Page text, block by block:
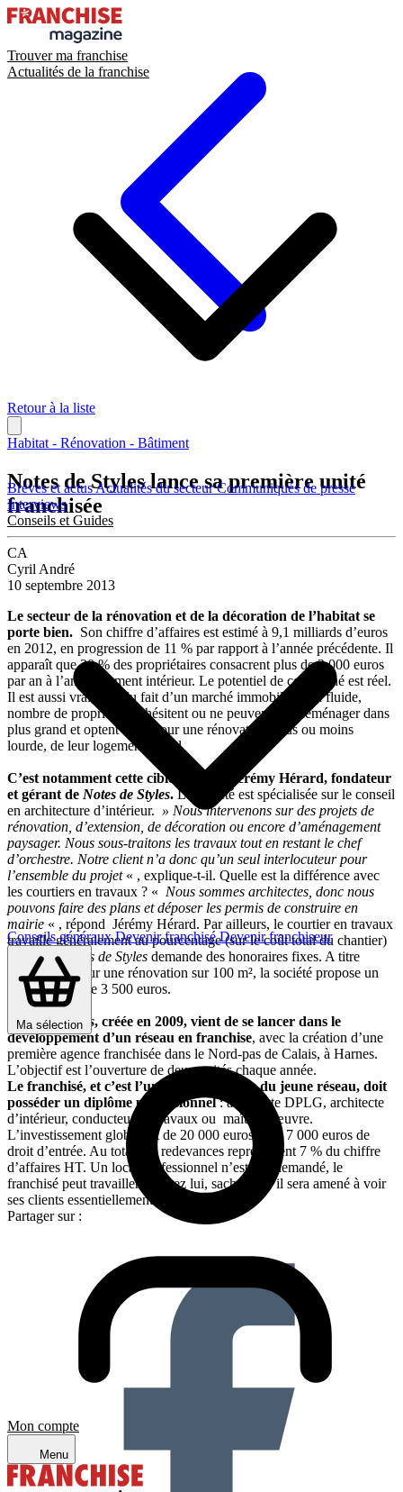
Trouver ma franchise
Actualités de la franchise
Brèves et actusActualités du secteurCommuniqués de presse
Interviews
Conseils et Guides
Conseils générauxDevenir franchiséDevenir franchiseur
Ma sélection
Mon compte
Menu
Retour à la liste
Habitat - Rénovation - Bâtiment
Notes de Styles lance sa première unité
franchisée
CA
Cyril André
10 septembre 2013
Le secteur de la rénovation et de la décoration de l’habitat se
porte bien. Son chiffre d’affaires est estimé à 9,1 milliards d’euros
en 2012, en progression de 11 % par rapport à l’année précédente. Il
apparaît que 20 % des propriétaires consacrent plus de 2 000 euros
par an à l’aménagement intérieur. Le potentiel de ce marché est réel.
Il est aussi vrai, que du fait d’un marché immobilier peu fluide,
nombre de propriétaires hésitent ou ne peuvent pas déménager dans
plus grand et optent alors pour une rénovation, plus ou moins
lourde, de leur logement actuel.
C’est notamment cette cible que vise Jérémy Hérard, fondateur
et gérant de Notes de Styles. La société est spécialisée sur le conseil
en architecture d’intérieur. » Nous intervenons sur des projets de
rénovation, d’extension, de décoration ou encore d’aménagement
paysager. Nous sous-traitons les travaux tout en restant le chef
d’orchestre. Notre client n’a donc qu’un seul interlocuteur pour
l’ensemble du projet« , explique-t-il. Quelle est la différence avec
les courtiers en travaux ? « Nous sommes architectes, donc nous
pouvons faire des plans et déposer les permis de construire en
mairie « , répond Jérémy Hérard. Par ailleurs, le courtier en travaux
travaille généralement au pourcentage (sur le coût total du chantier)
alors que Notes de Styles demande des honoraires fixes. A titre
d’exemple, pour une rénovation sur 100 m², la société propose un
forfait global de 3 500 euros.
Notes de Styles, créée en 2009, vient de se lancer dans le
développement d’un réseau en franchise, avec la création d’une
première agence franchisée dans le Nord-pas de Calais, à Harnes.
L’objectif est l’ouverture de deux unités chaque année.
Le franchisé, et c’est l’une des spécificités du jeune réseau, doit
posséder un diplôme professionnel: architecte DPLG, architecte
d’intérieur, conducteur de travaux ou maître d’œuvre.
L’investissement global est de 20 000 euros dont 7 000 euros de
droit d’entrée. Au total, les redevances représentent 7 % du chiffre
d’affaires HT. Un local professionnel n’est pas demandé, le
franchisé peut travailler de chez lui, sachant qu’il sera amené à voir
ses clients essentiellement sur les chantiers.
Partager sur :